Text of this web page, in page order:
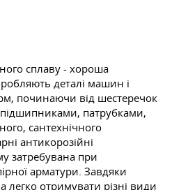
сплаву - хороша
деталі машин і
починаючи від шестеречок
патрубками,
сантехнічного
антикорозійні
затребувана при
арматури. Завдяки
легко отримувати різні види